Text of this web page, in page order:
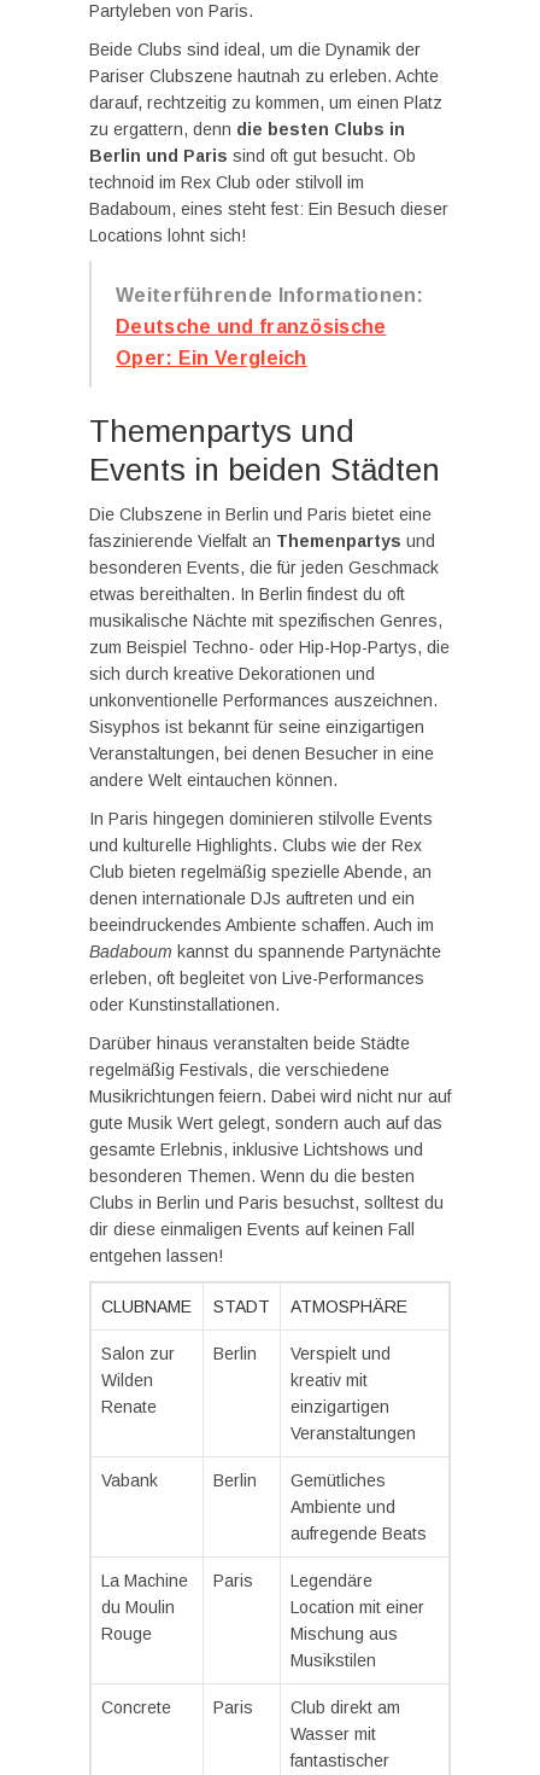
Partyleben von Paris.
Beide Clubs sind ideal, um die Dynamik der
Pariser Clubszene hautnah zu erleben. Achte
darauf, rechtzeitig zu kommen, um einen Platz
zu ergattern, denn die besten Clubs in
Berlin und Paris sind oft gut besucht. Ob
technoid im Rex Club oder stilvoll im
Badaboum, eines steht fest: Ein Besuch dieser
Locations lohnt sich!
Weiterführende Informationen:
Deutsche und französische
Oper: Ein Vergleich
Themenpartys und
Events in beiden Städten
Die Clubszene in Berlin und Paris bietet eine
faszinierende Vielfalt an Themenpartys und
besonderen Events, die für jeden Geschmack
etwas bereithalten. In Berlin findest du oft
musikalische Nächte mit spezifischen Genres,
zum Beispiel Techno- oder Hip-Hop-Partys, die
sich durch kreative Dekorationen und
unkonventionelle Performances auszeichnen.
Sisyphos ist bekannt für seine einzigartigen
Veranstaltungen, bei denen Besucher in eine
andere Welt eintauchen können.
In Paris hingegen dominieren stilvolle Events
und kulturelle Highlights. Clubs wie der Rex
Club bieten regelmäßig spezielle Abende, an
denen internationale DJs auftreten und ein
beeindruckendes Ambiente schaffen. Auch im
Badaboum kannst du spannende Partynächte
erleben, oft begleitet von Live-Performances
oder Kunstinstallationen.
Darüber hinaus veranstalten beide Städte
regelmäßig Festivals, die verschiedene
Musikrichtungen feiern. Dabei wird nicht nur auf
gute Musik Wert gelegt, sondern auch auf das
gesamte Erlebnis, inklusive Lichtshows und
besonderen Themen. Wenn du die besten
Clubs in Berlin und Paris besuchst, solltest du
dir diese einmaligen Events auf keinen Fall
entgehen lassen!
CLUBNAME STADT ATMOSPHÄRE
Salon zur
Wilden
Renate
Berlin
Verspielt und
kreativ mit
einzigartigen
Veranstaltungen
Vabank Berlin
Gemütliches
Ambiente und
aufregende Beats
La Machine
du Moulin
Rouge
Paris
Legendäre
Location mit einer
Mischung aus
Musikstilen
Concrete Paris
Club direkt am
Wasser mit
fantastischer